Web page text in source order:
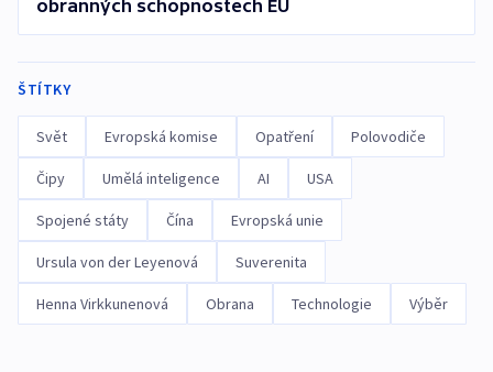
obranných schopnostech EU
ŠTÍTKY
Svět Evropská komise Opatření Polovodiče
Čipy Umělá inteligence AI USA
Spojené státy Čína Evropská unie
Ursula von der Leyenová Suverenita
Henna Virkkunenová Obrana Technologie Výběr